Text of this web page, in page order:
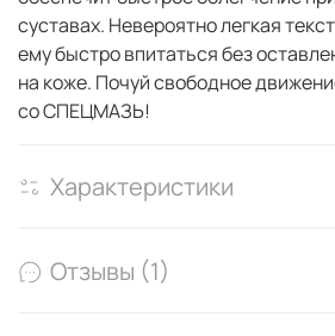
суставах. Невероятно легкая
ему быстро впитаться без
на коже. Почуй свободное
со СПЕЦМАЗЬ!
Характеристики
Отзывы (1)